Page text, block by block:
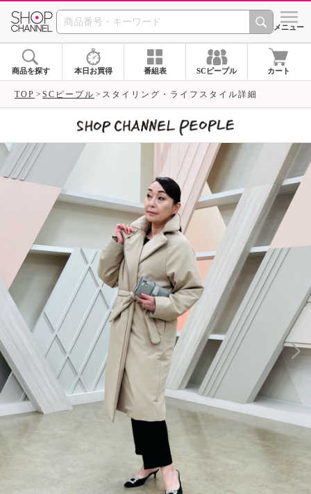
SHOP CHANNEL シメニュー
商品を探す 本日お買得 番組表 SCピープル カート
TOP SCピープル スタイリング・ライフスタイル詳細